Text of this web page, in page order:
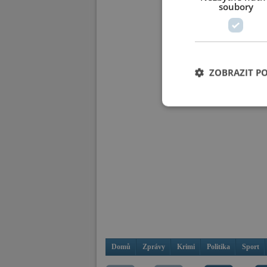
Domů Zprávy Krimi Politika Sport
soubory
ZOBRAZIT